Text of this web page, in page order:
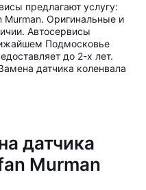
предлагают услугу:
Murman. Оригинальные и
Автосервисы
Подмосковье
до 2-х лет.
датчика коленвала
датчика
Murman